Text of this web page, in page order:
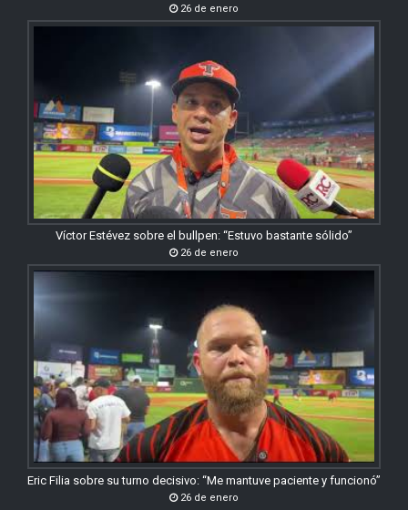
26 de enero
Víctor Estévez sobre el bullpen: “Estuvo bastante sólido”
26 de enero
Eric Filia sobre su turno decisivo: “Me mantuve paciente y funcionó”
26 de enero